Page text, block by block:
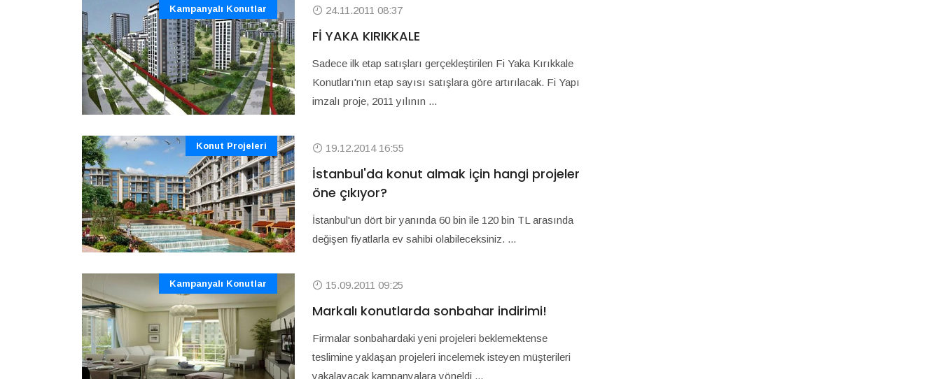
Kampanyalı Konutlar 24.11.2011 08:37
Fİ YAKA KIRIKKALE
Sadece ilk etap satışları gerçekleştirilen Fi Yaka Kırıkkale
Konutları'nın etap sayısı satışlara göre artırılacak. Fi Yapı
imzalı proje, 2011 yılının ...
Konut Projeleri 19.12.2014 16:55
İstanbul'da konut almak için hangi projeler
öne çıkıyor?
İstanbul'un dört bir yanında 60 bin ile 120 bin TL arasında
değişen fiyatlarla ev sahibi olabileceksiniz. ...
Kampanyalı Konutlar 15.09.2011 09:25
Markalı konutlarda sonbahar indirimi!
Firmalar sonbahardaki yeni projeleri beklemektense
teslimine yaklaşan projeleri incelemek isteyen müşterileri
yakalayacak kampanyalara yöneldi ...